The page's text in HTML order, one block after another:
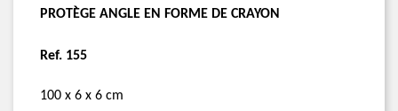
PROTÈGE ANGLE EN FORME DE CRAYON
Ref. 155
100 x 6 x 6 cm